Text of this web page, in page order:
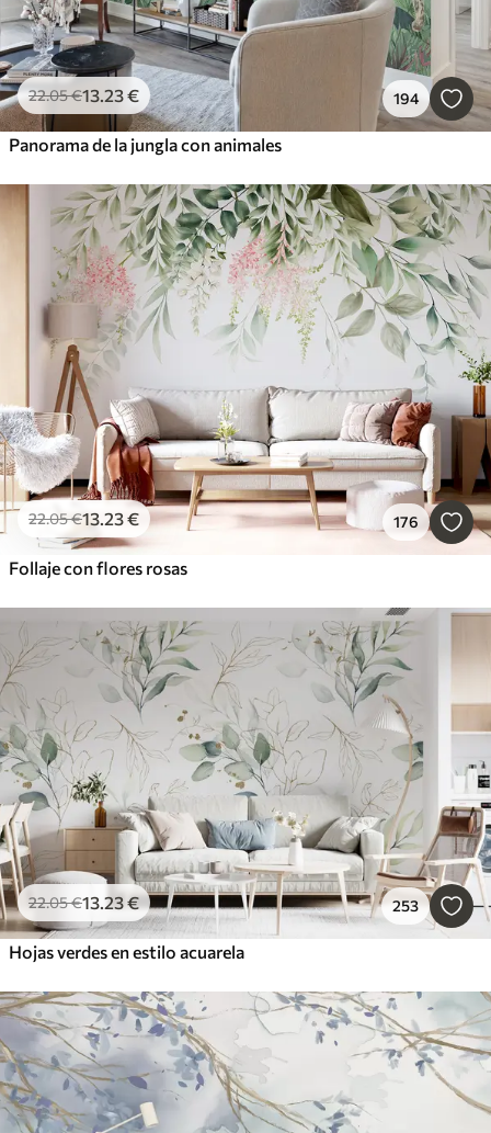
22.05€13.23€ 194
Panorama de la jungla con animales
22.05€13.23€ 176
Follaje con flores rosas
22.05€13 .23€ 253
Hojas verdes en estilo acuarela